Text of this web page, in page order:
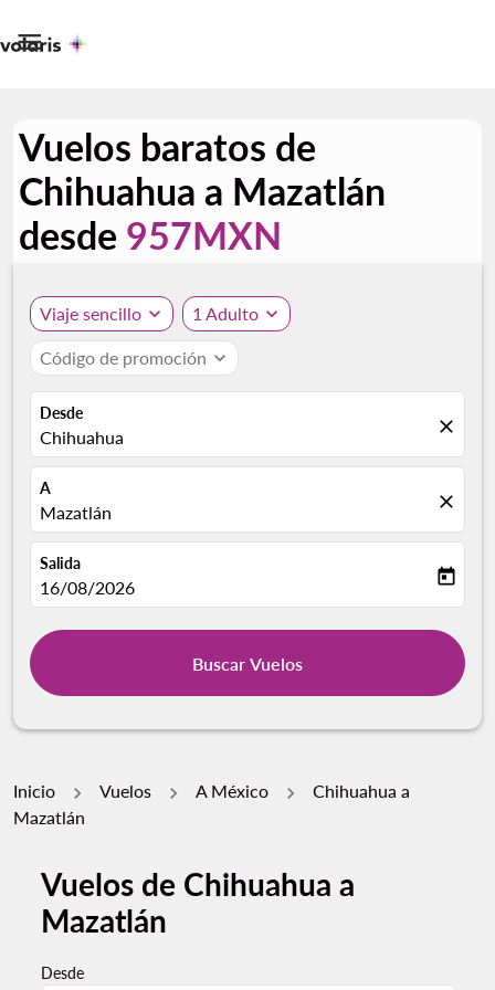

Vuelos baratos de
Chihuahua a Mazatlán
desde 957MXN
Viaje sencillo expand_more 1 Adulto expand_more
Código de promoción expand_more
Desde
Chihuahua close
A
Mazatlán close
Salida
fc-booking-departure-date-aria-label
16/08/2026 today
Buscar Vuelos
Inicio Vuelos A México
Chihuahua a
Mazatlán
Vuelos de Chihuahua a
Mazatlán
Desde